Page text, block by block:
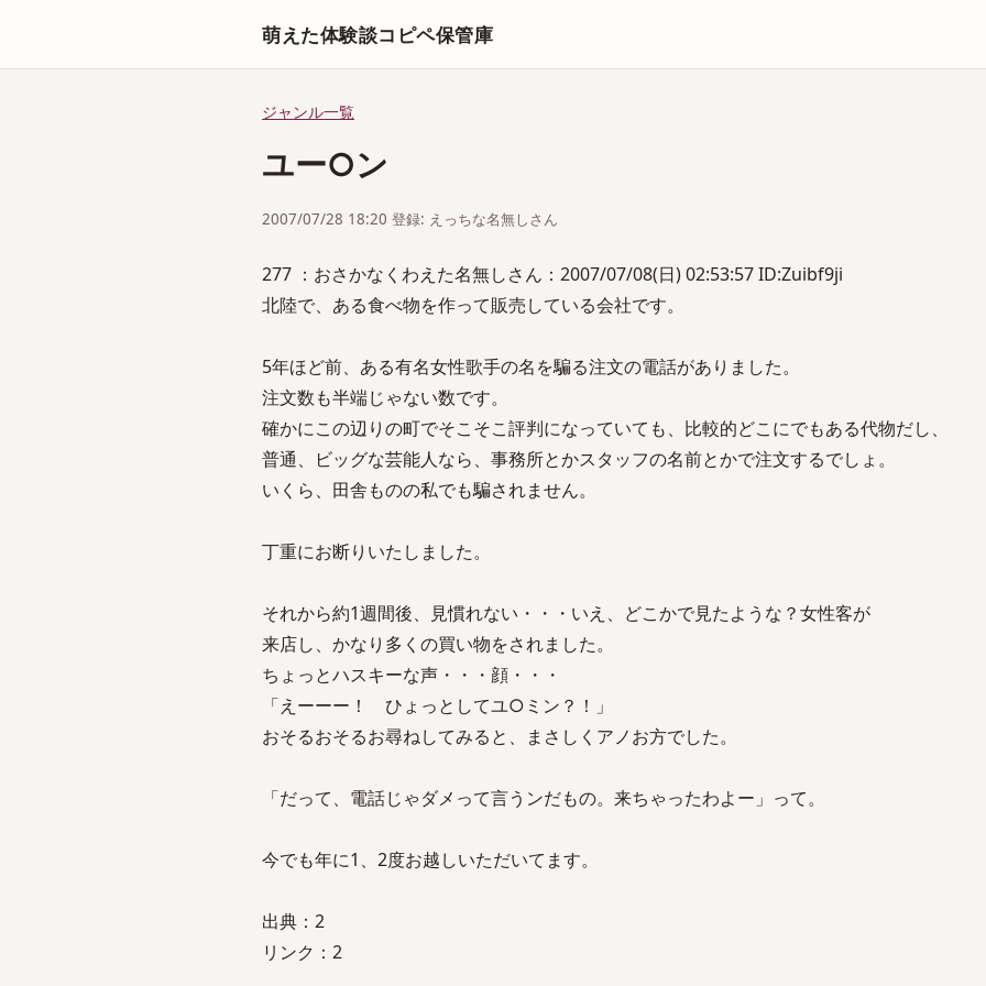
萌えた体験談コピペ保管庫
ジャンル一覧
ユー○ン
2007/07/28 18:20 登録: えっちな名無しさん
277 ：おさかなくわえた名無しさん：2007/07/08(日) 02:53:57 ID:Zuibf9ji
北陸で、ある食べ物を作って販売している会社です。
5年ほど前、ある有名女性歌手の名を騙る注文の電話がありました。
注文数も半端じゃない数です。
確かにこの辺りの町でそこそこ評判になっていても、比較的どこにでもある代物だし、
普通、ビッグな芸能人なら、事務所とかスタッフの名前とかで注文するでしょ。
いくら、田舎ものの私でも騙されません。
丁重にお断りいたしました。
それから約1週間後、見慣れない・・・いえ、どこかで見たような？女性客が
来店し、かなり多くの買い物をされました。
ちょっとハスキーな声・・・顔・・・
「えーーー！ ひょっとしてユ○ミン？！」
おそるおそるお尋ねしてみると、まさしくアノお方でした。
「だって、電話じゃダメって言うンだもの。来ちゃったわよー」って。
今でも年に1、2度お越しいただいてます。
出典：2
リンク：2